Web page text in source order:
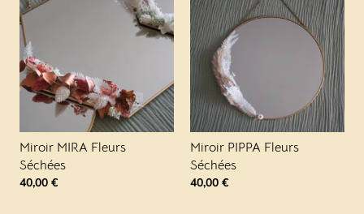
Miroir MIRA Fleurs
Séchées
40,00 €
Miroir PIPPA Fleurs
Séchées
40,00 €